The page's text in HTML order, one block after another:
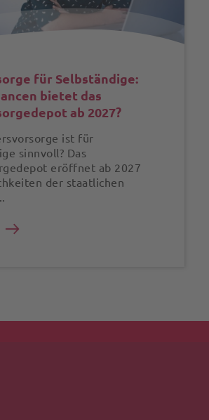
für Selbständige:
bietet das
ab 2027?
ist für
sinnvoll? Das
eröffnet ab 2027
der staatlichen